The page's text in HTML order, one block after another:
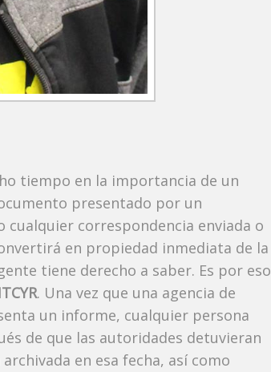
tiempo en la importancia de un
presentado por un
correspondencia enviada o
en propiedad inmediata de la
tiene derecho a saber. Es por eso
. Una vez que una agencia de
un informe, cualquier persona
de que las autoridades detuvieran
en esa fecha, así como